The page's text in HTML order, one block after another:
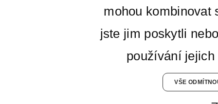
mohou kombinovat
jste jim poskytli
používání
VŠE